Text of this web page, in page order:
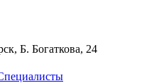
Б. Богаткова, 24